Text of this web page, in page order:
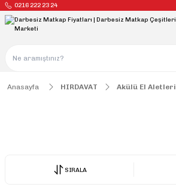
0216 222 23 24
Anasayfa HIRDAVAT Akülü El Aletleri
SIRALA